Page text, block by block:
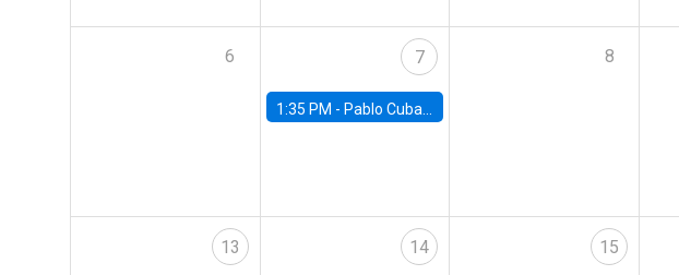
6 7
1:35 PM - Pablo Cuba, FED Board
8
13 14 15